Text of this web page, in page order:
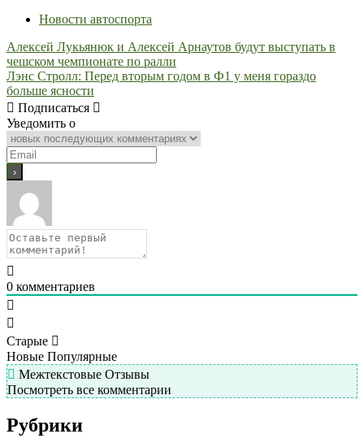
Новости автоспорта
Навигация
по
записям
Алексей Лукьянюк и Алексей Арнаутов будут выступать в
чешском чемпионате по ралли
Лэнс Стролл: Перед вторым годом в Ф1 у меня гораздо
больше ясности
Подписаться
Уведомить о
0 комментариев
Старые
Новые Популярные
Межтекстовые Отзывы
Посмотреть все комментарии
Рубрики